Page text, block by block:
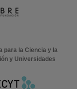
para la Ciencia y la
y Universidades